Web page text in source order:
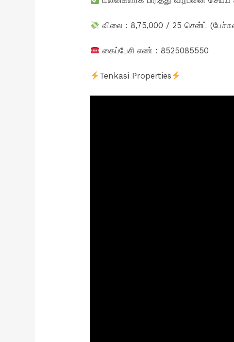
விலை : 8,75,000 / 25 சென்ட்
கைப்பேசி எண் : 8525085550
Tenkasi Properties